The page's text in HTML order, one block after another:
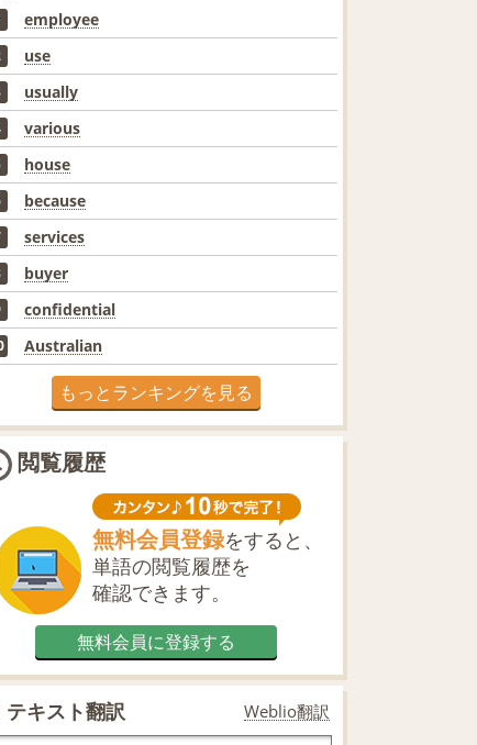
employee
use
usually
various
house
because
services
buyer
confidential
Australian
もっとランキングを見る
閲覧履歴
無料会員登録をすると、
単語の閲覧履歴を
確認できます。
無料会員に登録する
テキスト翻訳 Weblio翻訳